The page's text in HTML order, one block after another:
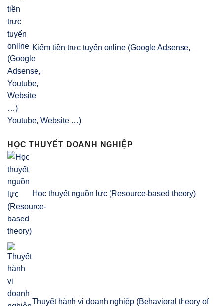
Kiếm tiền trực tuyến online (Google Adsense,
Youtube, Website …)
HỌC THUYẾT DOANH NGHIỆP
Học thuyết nguồn lực (Resource-based theory)
Thuyết hành vi doanh nghiệp (Behavioral theory of